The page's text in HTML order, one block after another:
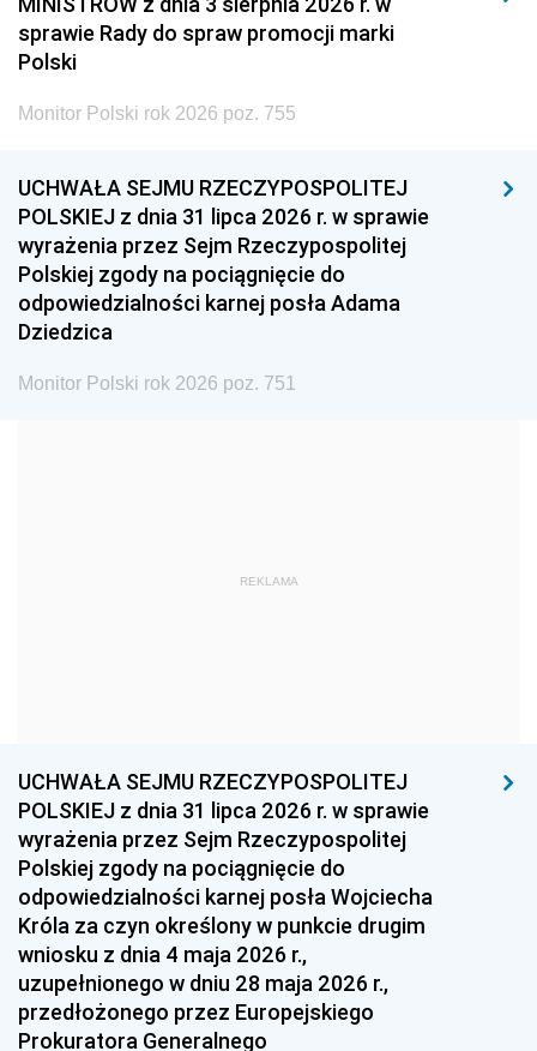
2008 2007 2006
2005
1996 1995 1994
1993 1992 1991
1990 1989
1987 1986 1985
1968
1954 1953 1952
1951 1950 1949
1948 1947
1939 1938 1937
1936 1930
sprawie Rady do spraw promocji marki
Polski
Monitor Polski rok 2026 poz. 755
UCHWAŁA SEJMU RZECZYPOSPOLITEJ
POLSKIEJ z dnia 31 lipca 2026 r. w sprawie
wyrażenia przez Sejm Rzeczypospolitej
Polskiej zgody na pociągnięcie do
odpowiedzialności karnej posła Adama
Dziedzica
Monitor Polski rok 2026 poz. 751
REKLAMA
UCHWAŁA SEJMU RZECZYPOSPOLITEJ
POLSKIEJ z dnia 31 lipca 2026 r. w sprawie
wyrażenia przez Sejm Rzeczypospolitej
Polskiej zgody na pociągnięcie do
odpowiedzialności karnej posła Wojciecha
Króla za czyn określony w punkcie drugim
wniosku z dnia 4 maja 2026 r.,
uzupełnionego w dniu 28 maja 2026 r.,
przedłożonego przez Europejskiego
Prokuratora Generalnego